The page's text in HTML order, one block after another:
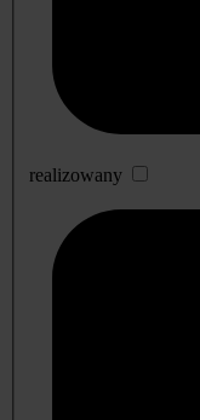
realizowany